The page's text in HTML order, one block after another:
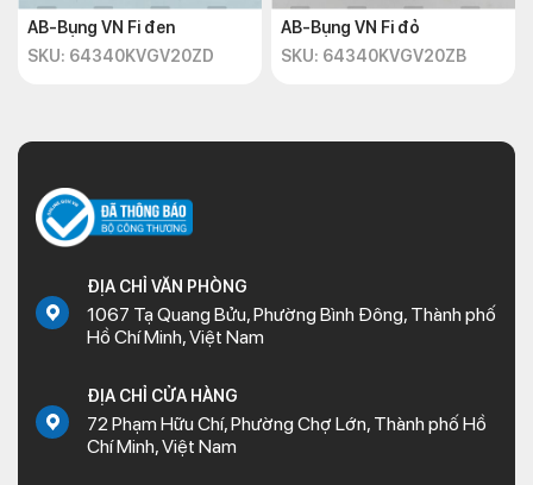
AB-Bụng VN Fi đen
SKU: 64340KVGV20ZD
AB-Bụng VN Fi đỏ
SKU: 64340KVGV20ZB
ĐỊA CHỈ VĂN PHÒNG
1067 Tạ Quang Bửu, Phường Bình Đông, Thành phố
Hồ Chí Minh, Việt Nam
ĐỊA CHỈ CỬA HÀNG
72 Phạm Hữu Chí, Phường Chợ Lớn, Thành phố Hồ
Chí Minh, Việt Nam